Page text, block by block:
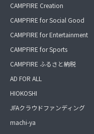
CAMPFIRE Creation
CAMPFIRE for Social Good
CAMPFIRE for Entertainment
CAMPFIRE for Sports
CAMPFIRE ふるさと納税
AD FOR ALL
HIOKOSHI
JFAクラウドファンディング
machi-ya